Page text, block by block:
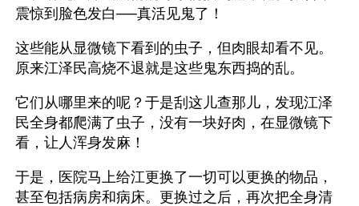
震惊到脸色发白──真活见鬼了！
这些能从显微镜下看到的虫子，但肉眼却看不见。
原来江泽民高烧不退就是这些鬼东西捣的乱。
它们从哪里来的呢？于是刮这儿查那儿，发现江泽
民全身都爬满了虫子，没有一块好肉，在显微镜下
看，让人浑身发麻！
于是，医院马上给江更换了一切可以更换的物品，
甚至包括病房和病床。更换过之后，再次把全身清